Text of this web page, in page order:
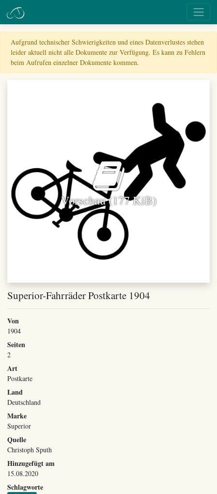
Aufgrund technischer Schwierigkeiten und eines Datenverlustes stehen
leider aktuell nicht alle Dokumente zur Verfügung. Es kann zu Fehlern
beim Aufrufen einzelner Dokumente kommen.
Vorschau (177 KiB)
Superior-Fahrräder Postkarte 1904
Von
1904
Seiten
2
Art
Postkarte
Land
Deutschland
Marke
Superior
Quelle
Christoph Sputh
Hinzugefügt am
15.08.2020
Schlagworte